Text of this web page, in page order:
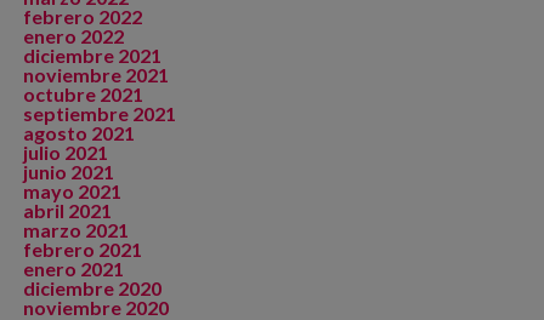
febrero 2022
enero 2022
diciembre 2021
noviembre 2021
octubre 2021
septiembre 2021
agosto 2021
julio 2021
junio 2021
mayo 2021
abril 2021
marzo 2021
febrero 2021
enero 2021
diciembre 2020
noviembre 2020